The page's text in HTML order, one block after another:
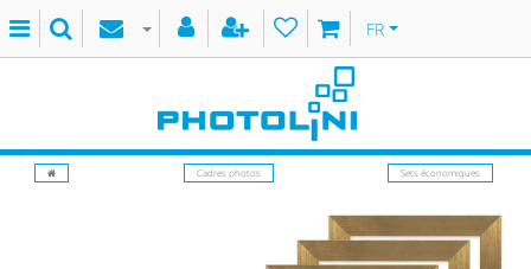
FR
Cadres photos Sets économiques